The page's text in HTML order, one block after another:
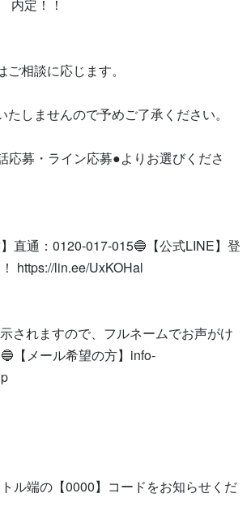
内定！！
相談に応じます。
しませんので予めご了承ください。
応募・ライン応募●よりお選びくださ
直通：0120-017-015🔵【公式LINE】登
https://lin.ee/UxKOHal
示されますので、フルネームでお声がけ
【メール希望の方】 info-
ル端の【0000】コードをお知らせくだ